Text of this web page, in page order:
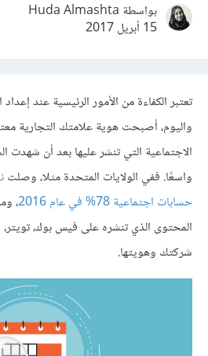
بواسطة Huda Almashta
15 أبريل 2017
تعتبر الكفاءة من الأمور الرئيسية عند
واليوم، أصبحت هوية علامتك التجارية
الاجتماعية التي تنشر عليها بعد أن شهدت
واسعًا. ففي الولايات المتحدة مثلا، وصلت
حسابات اجتماعية 78% في عام 2016
،
المحتوى الذي تنشره على فيس بوك،
شركتك وهويتها.